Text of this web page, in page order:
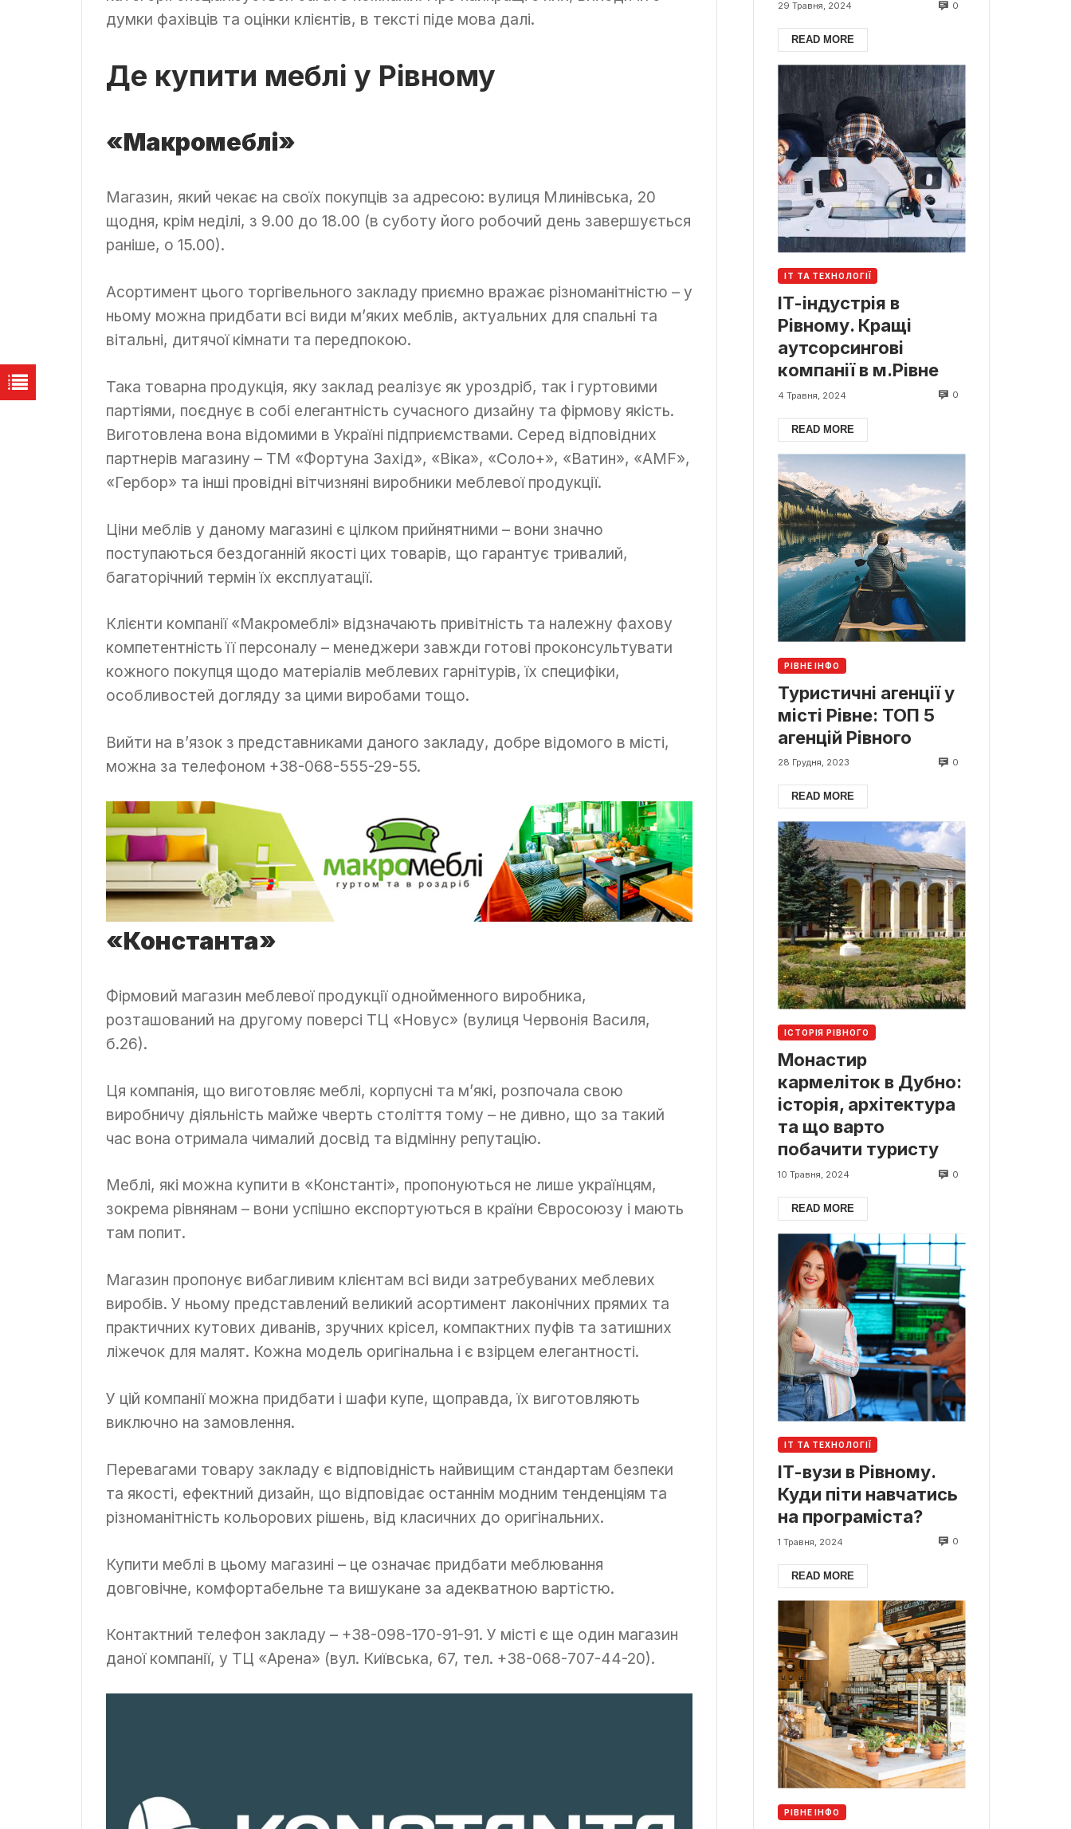
думки фахівців та оцінки клієнтів, в тексті піде мова далі.
Де купити меблі у Рівному
«Макромеблі»
Магазин, який чекає на своїх покупців за адресою: вулиця Млинівська, 20
щодня, крім неділі, з 9.00 до 18.00 (в суботу його робочий день завершується
раніше, о 15.00).
Асортимент цього торгівельного закладу приємно вражає різноманітністю – у
ньому можна придбати всі види м’яких меблів, актуальних для спальні та
вітальні, дитячої кімнати та передпокою.
Така товарна продукція, яку заклад реалізує як уроздріб, так і гуртовими
партіями, поєднує в собі елегантність сучасного дизайну та фірмову якість.
Виготовлена вона відомими в Україні підприємствами. Серед відповідних
партнерів магазину – ТМ «Фортуна Захід», «Віка», «Соло+», «Ватин», «AMF»,
«Гербор» та інші провідні вітчизняні виробники меблевої продукції.
Ціни меблів у даному магазині є цілком прийнятними – вони значно
поступаються бездоганній якості цих товарів, що гарантує тривалий,
багаторічний термін їх експлуатації.
Клієнти компанії «Макромеблі» відзначають привітність та належну фахову
компетентність її персоналу – менеджери завжди готові проконсультувати
кожного покупця щодо матеріалів меблевих гарнітурів, їх специфіки,
особливостей догляду за цими виробами тощо.
Вийти на в’язок з представниками даного закладу, добре відомого в місті,
можна за телефоном +38-068-555-29-55.
«Константа»
Фірмовий магазин меблевої продукції однойменного виробника,
розташований на другому поверсі ТЦ «Новус» (вулиця Червонія Василя,
б.26).
Ця компанія, що виготовляє меблі, корпусні та м’які, розпочала свою
виробничу діяльність майже чверть століття тому – не дивно, що за такий
час вона отримала чималий досвід та відмінну репутацію.
Меблі, які можна купити в «Константі», пропонуються не лише українцям,
зокрема рівнянам – вони успішно експортуються в країни Євросоюзу і мають
там попит.
Магазин пропонує вибагливим клієнтам всі види затребуваних меблевих
виробів. У ньому представлений великий асортимент лаконічних прямих та
практичних кутових диванів, зручних крісел, компактних пуфів та затишних
ліжечок для малят. Кожна модель оригінальна і є взірцем елегантності.
У цій компанії можна придбати і шафи купе, щоправда, їх виготовляють
виключно на замовлення.
Перевагами товару закладу є відповідність найвищим стандартам безпеки
та якості, ефектний дизайн, що відповідає останнім модним тенденціям та
різноманітність кольорових рішень, від класичних до оригінальних.
Купити меблі в цьому магазині – це означає придбати меблювання
довговічне, комфортабельне та вишукане за адекватною вартістю.
Контактний телефон закладу – +38-098-170-91-91. У місті є ще один магазин
даної компанії, у ТЦ «Арена» (вул. Київська, 67, тел. +38-068-707-44-20).
29 Травня, 2024 0
READ MORE
ІТ ТА ТЕХНОЛОГІЇ
ІТ-індустрія в
Рівному. Кращі
аутсорсингові
компанії в м.Рівне
4 Травня, 2024 0
READ MORE
РІВНЕ ІНФО
Туристичні агенції у
місті Рівне: ТОП 5
агенцій Рівного
28 Грудня, 2023 0
READ MORE
ІСТОРІЯ РІВНОГО
Монастир
кармеліток в Дубно:
історія, архітектура
та що варто
побачити туристу
10 Травня, 2024 0
READ MORE
ІТ ТА ТЕХНОЛОГІЇ
ІТ-вузи в Рівному.
Куди піти навчатись
на програміста?
1 Травня, 2024 0
READ MORE
РІВНЕ ІНФО